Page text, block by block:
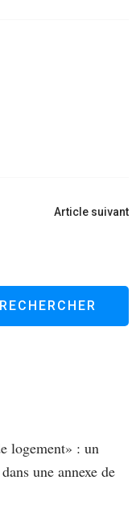
Article suivant
RECHERCHER
logement» : un
une annexe de